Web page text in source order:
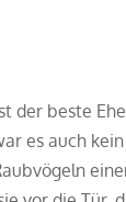
der beste
es auch